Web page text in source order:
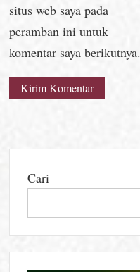
situs web saya pada
peramban ini untuk
komentar saya berikutnya.
Cari